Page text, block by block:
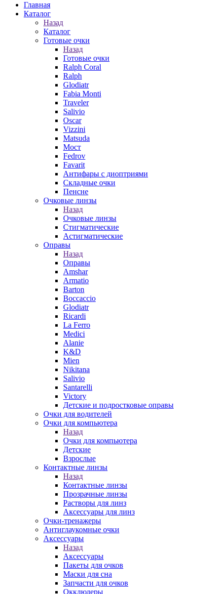
Главная
Каталог
Назад
Каталог
Готовые очки
Назад
Готовые очки
Ralph Coral
Ralph
Glodiatr
Fabia Monti
Traveler
Salivio
Oscar
Vizzini
Matsuda
Мост
Fedrov
Favarit
Антифары с диоптриями
Складные очки
Пенсне
Очковые линзы
Назад
Очковые линзы
Стигматические
Астигматические
Оправы
Назад
Оправы
Amshar
Armatio
Barton
Boccaccio
Glodiatr
Ricardi
La Ferro
Medici
Alanie
K&D
Mien
Nikitana
Salivio
Santarelli
Victory
Детские и подростковые оправы
Очки для водителей
Очки для компьютера
Назад
Очки для компьютера
Детские
Взрослые
Контактные линзы
Назад
Контактные линзы
Прозрачные линзы
Растворы для линз
Аксессуары для линз
Очки-тренажеры
Антиглаукомные очки
Аксессуары
Назад
Аксессуары
Пакеты для очков
Маски для сна
Запчасти для очков
Окклюдеры